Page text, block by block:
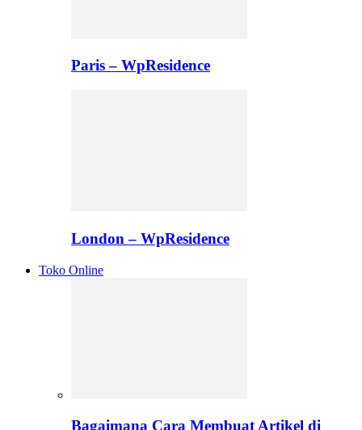
Paris – WpResidence
London – WpResidence
Toko Online
Bagaimana Cara Membuat Artikel di